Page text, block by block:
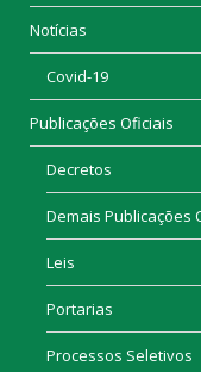
Notícias
Covid-19
Publicações Oficiais
Decretos
Demais Publicações
Leis
Portarias
Processos Seletivos